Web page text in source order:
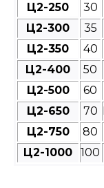
Ц2-250
30
Ц2-300
35
Ц2-350
40
Ц2-400
50
Ц2-500
60
Ц2-650
70
Ц2-750
80
Ц2-1000
100